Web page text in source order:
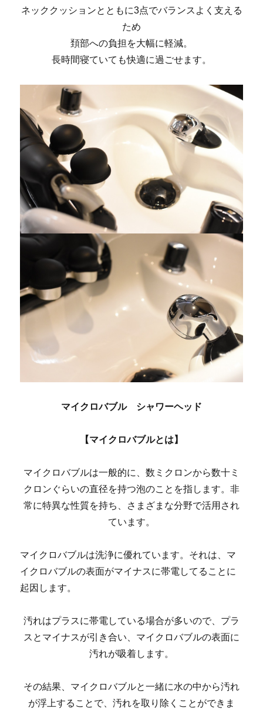
ネッククッションとともに3点でバランスよく支える
ため
頚部への負担を大幅に軽減。
長時間寝ていても快適に過ごせます。
マイクロバブル シャワーヘッド
【マイクロバブルとは】
マイクロバブルは一般的に、数ミクロンから数十ミ
クロンぐらいの直径を持つ泡のことを指します。非
常に特異な性質を持ち、さまざまな分野で活用され
ています。
マイクロバブルは洗浄に優れています。それは、マ
イクロバブルの表面がマイナスに帯電してることに
起因します。
汚れはプラスに帯電している場合が多いので、プラ
スとマイナスが引き合い、マイクロバブルの表面に
汚れが吸着します。
その結果、マイクロバブルと一緒に水の中から汚れ
が浮上することで、汚れを取り除くことができま